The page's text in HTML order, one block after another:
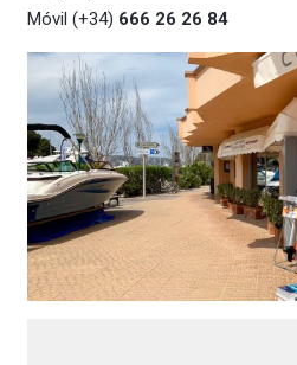
Móvil (+34) 666 26 26 84